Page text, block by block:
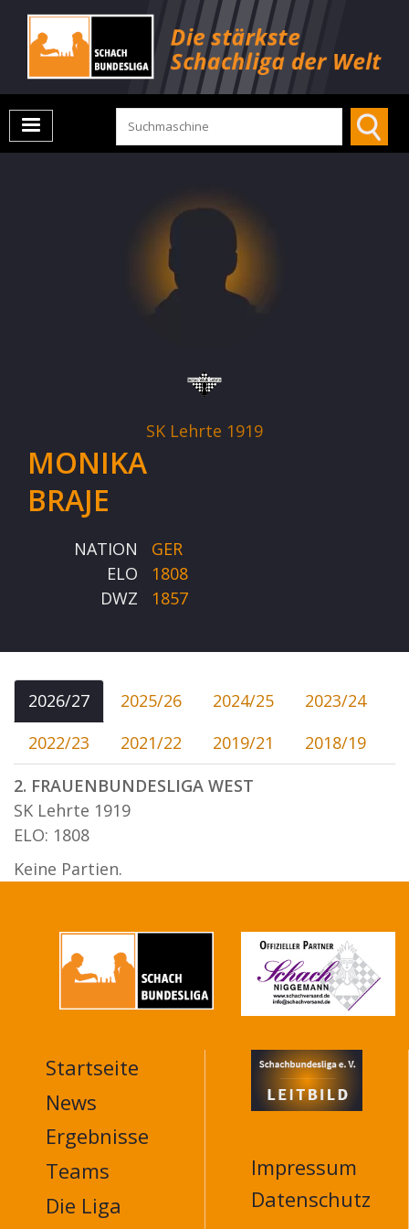
SK Lehrte 1919
MONIKA
BRAJE
NATION
GER
ELO
1808
DWZ
1857
2026/27 2025/26 2024/25
2023/24
2022/23
2021/22 2019/21
2018/19
2. FRAUENBUNDESLIGA WEST
SK Lehrte 1919
ELO: 1808
Keine Partien.
MAIN
NAVIGATION
FOOTER
Startseite
News
Ergebnisse
Teams
Die Liga
Impressum
Datenschutz